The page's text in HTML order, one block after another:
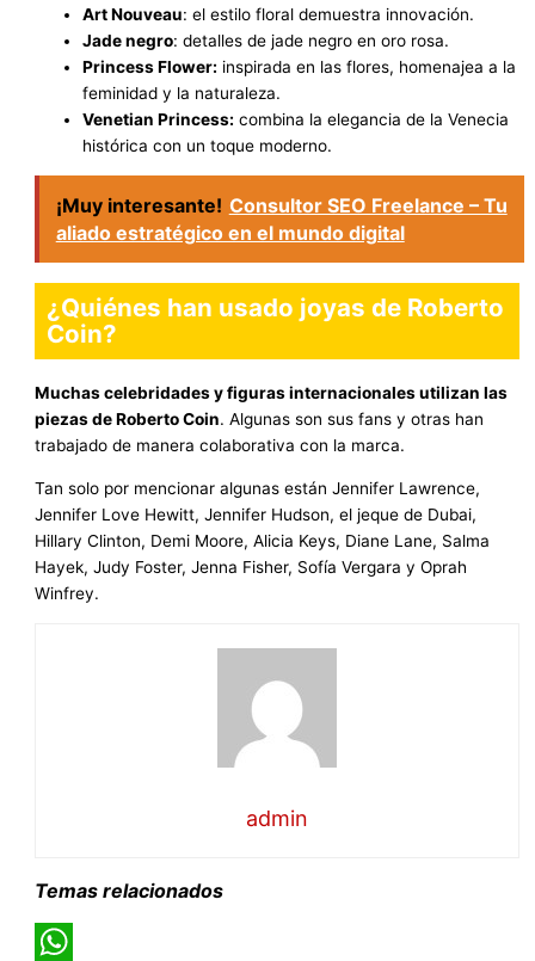
Art Nouveau: el estilo floral demuestra innovación.
Jade negro: detalles de jade negro en oro rosa.
Princess Flower: inspirada en las flores, homenajea a la
feminidad y la naturaleza.
Venetian Princess: combina la elegancia de la Venecia
histórica con un toque moderno.
¡Muy interesante! Consultor SEO Freelance – Tu
aliado estratégico en el mundo digital
¿Quiénes han usado joyas de Roberto
Coin?
Muchas celebridades y figuras internacionales utilizan las
piezas de Roberto Coin. Algunas son sus fans y otras han
trabajado de manera colaborativa con la marca.
Tan solo por mencionar algunas están Jennifer Lawrence,
Jennifer Love Hewitt, Jennifer Hudson, el jeque de Dubai,
Hillary Clinton, Demi Moore, Alicia Keys, Diane Lane, Salma
Hayek, Judy Foster, Jenna Fisher, Sofía Vergara y Oprah
Winfrey.
admin
Temas relacionados